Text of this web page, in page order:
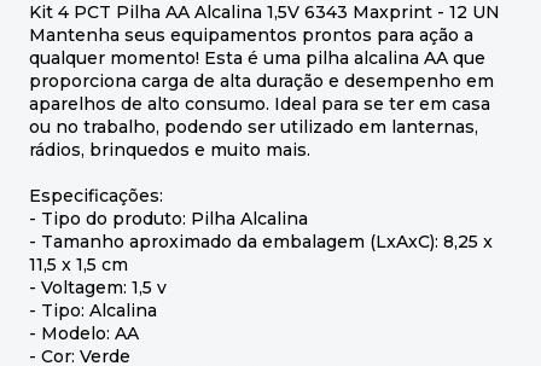
Kit 4 PCT Pilha AA Alcalina 1,5V 6343 Maxprint - 12 UN
Mantenha seus equipamentos prontos para ação a
qualquer momento! Esta é uma pilha alcalina AA que
proporciona carga de alta duração e desempenho em
aparelhos de alto consumo. Ideal para se ter em casa
ou no trabalho, podendo ser utilizado em lanternas,
rádios, brinquedos e muito mais.
Especificações:
- Tipo do produto: Pilha Alcalina
- Tamanho aproximado da embalagem (LxAxC): 8,25 x
11,5 x 1,5 cm
- Voltagem: 1,5 v
- Tipo: Alcalina
- Modelo: AA
- Cor: Verde